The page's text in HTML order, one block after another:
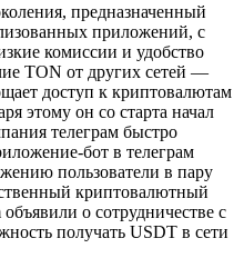
предназначенный
приложений, с
комиссии и удобство
TON от других сетей —
доступ к криптовалютам
этому он со старта начал
телеграм быстро
бот в телеграм
пользователи в пару
криптовалютный
о сотрудничестве с
получать USDT в сети